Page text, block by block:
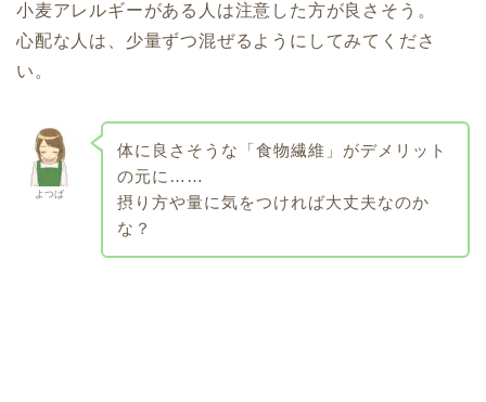
小麦アレルギーがある人は注意した方が良さそう。
心配な人は、少量ずつ混ぜるようにしてみてくださ
い。
よつば
体に良さそうな「食物繊維」がデメリット
の元に……
摂り方や量に気をつければ大丈夫なのか
な？